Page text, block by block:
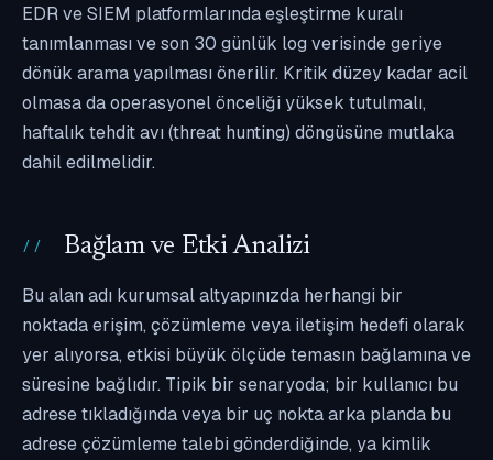
EDR ve SIEM platformlarında eşleştirme kuralı
tanımlanması ve son 30 günlük log verisinde geriye
dönük arama yapılması önerilir. Kritik düzey kadar acil
olmasa da operasyonel önceliği yüksek tutulmalı,
haftalık tehdit avı (threat hunting) döngüsüne mutlaka
dahil edilmelidir.
Bağlam ve Etki Analizi
Bu alan adı kurumsal altyapınızda herhangi bir
noktada erişim, çözümleme veya iletişim hedefi olarak
yer alıyorsa, etkisi büyük ölçüde temasın bağlamına ve
süresine bağlıdır. Tipik bir senaryoda; bir kullanıcı bu
adrese tıkladığında veya bir uç nokta arka planda bu
adrese çözümleme talebi gönderdiğinde, ya kimlik